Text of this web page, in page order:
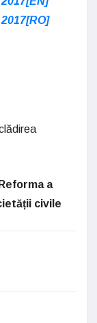
a
civile